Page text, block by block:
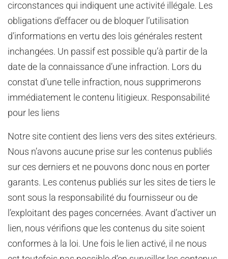
circonstances qui indiquent une activité illégale. Les
obligations d’effacer ou de bloquer l’utilisation
d’informations en vertu des lois générales restent
inchangées. Un passif est possible qu’à partir de la
date de la connaissance d’une infraction. Lors du
constat d’une telle infraction, nous supprimerons
immédiatement le contenu litigieux. Responsabilité
pour les liens
Notre site contient des liens vers des sites extérieurs.
Nous n’avons aucune prise sur les contenus publiés
sur ces derniers et ne pouvons donc nous en porter
garants. Les contenus publiés sur les sites de tiers le
sont sous la responsabilité du fournisseur ou de
l’exploitant des pages concernées. Avant d’activer un
lien, nous vérifions que les contenus du site soient
conformes à la loi. Une fois le lien activé, il ne nous